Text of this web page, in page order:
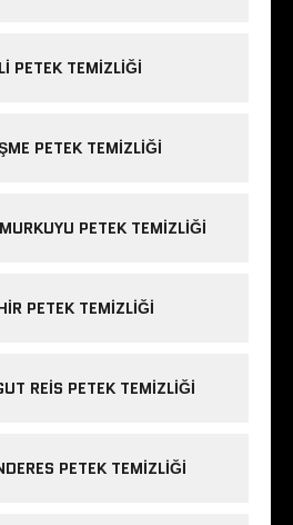
PETEK TEMIZLIĞI
PETEK TEMIZLIĞI
PETEK TEMIZLIĞI
PETEK TEMIZLIĞI
REIS PETEK TEMIZLIĞI
PETEK TEMIZLIĞI